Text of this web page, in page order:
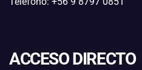
ACCESO DIRECTO